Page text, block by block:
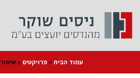
עמוד הבית » פרויקטים »